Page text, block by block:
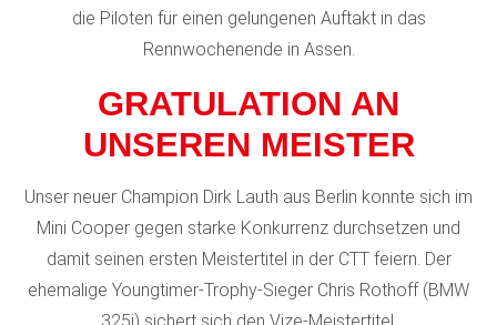
die Piloten für einen gelungenen Auftakt in das
Rennwochenende in Assen.
GRATULATION AN
UNSEREN MEISTER
Unser neuer Champion Dirk Lauth aus Berlin konnte sich im
Mini Cooper gegen starke Konkurrenz durchsetzen und
damit seinen ersten Meistertitel in der CTT feiern. Der
ehemalige Youngtimer-Trophy-Sieger Chris Rothoff (BMW